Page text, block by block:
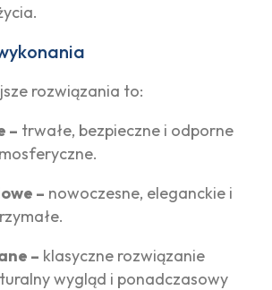
rozwiązania to:
– trwałe, bezpieczne i odporne
– nowoczesne, eleganckie i
– klasyczne rozwiązanie
wygląd i ponadczasowy